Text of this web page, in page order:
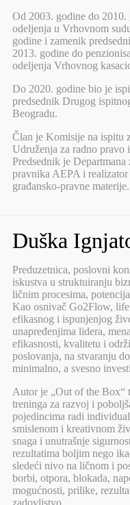
Od 2003. godine do 2010.
odeljenja u Vrhovnom
godine i zamenik
2013. godine do
odeljenja Vrhovnog
Do 2020. godine bio je
predsednik Drugog
Beogradu.
Član je Komisije na ispitu
Udruženja za radno pravo
Predsednik je
pravnika AEPA i
građansko-pravne materije.
Duška
Preduzetnica, poslovni
iskustva u struktuiranju
ličnim procesima,
Kao osnivač Go2Flow,
efikasnog i ispunjenjog
unapređenjima lidera,
efikasnosti, kvalitetu i
poslovanja, na stvaranju
minimalno, a svesno
Autor je „Out of the Box“
treninga za razvoj i
pojedincima radi
smislenom i kreativnom
snaga i unutrašnje
rezultatima boljim nego
sledeći nivo na ličnom i
borbi, otpora, blokada,
mogućnosti, prilike,
zadovljstvo.